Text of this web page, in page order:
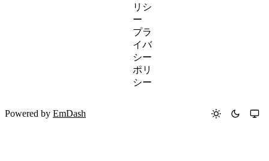
リシ
ー
プラ
イバ
シー
ポリ
シー
Powered by EmDash